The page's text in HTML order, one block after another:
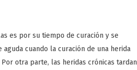
es por su tiempo de curación y se
cuando la curación de una herida
otra parte, las heridas crónicas tardan